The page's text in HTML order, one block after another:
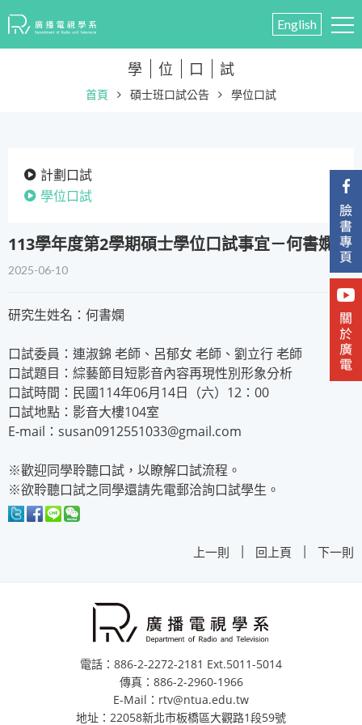
English
學 位 口 試
首頁 碩士班口試公告 學位口試
計劃口試
學位口試
​113學年度第2學期碩士學位口試事宜－何書嫻
2025-06-10
研究生姓名：何書嫻
口試委員：連淑錦 老師、呂郁女 老師、劉立行 老師
口試題目：綜藝節目短影音內容再現性別形象分析
口試時間：民國114年06月14日（六）12：00
口試地點：影音大樓104室
E-mail：susan0912551033@gmail.com
※歡迎同學聆聽口試，以瞭解口試流程。
※欲聆聽口試之同學還請先電郵洽詢口試學生。
上一則 | 回上頁 | 下一則
電話：886-2-2272-2181 Ext.5011-5014
傳真：886-2-2960-1966
E-Mail：rtv@ntua.edu.tw
地址：22058新北市板橋區大觀路1段59號